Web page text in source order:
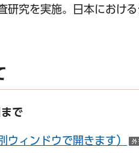
研究を実施。日本におけ
で
ウィンドウで開きます）